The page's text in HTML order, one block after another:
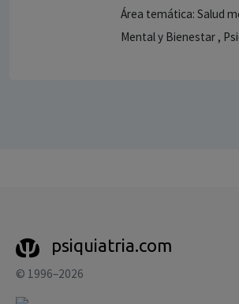
Área temática: Salud
Mental y Bienestar ,
psiquiatria.com
© 1996–2026